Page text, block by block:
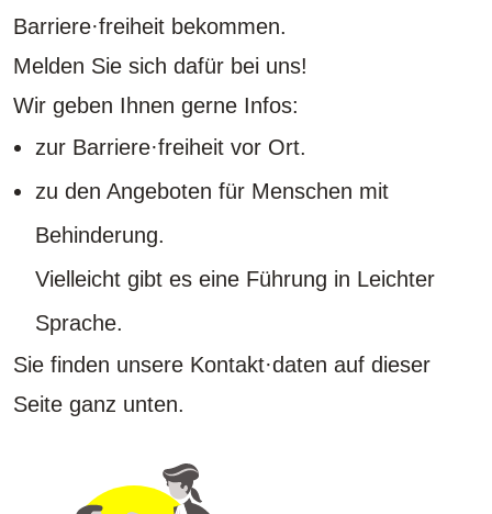
Barriere·freiheit bekommen.
Melden Sie sich dafür bei uns!
Wir geben Ihnen gerne Infos:
zur Barriere·freiheit vor Ort.
zu den Angeboten für Menschen mit
Behinderung.
Vielleicht gibt es eine Führung in Leichter
Sprache.
Sie finden unsere Kontakt·daten auf dieser
Seite ganz unten.